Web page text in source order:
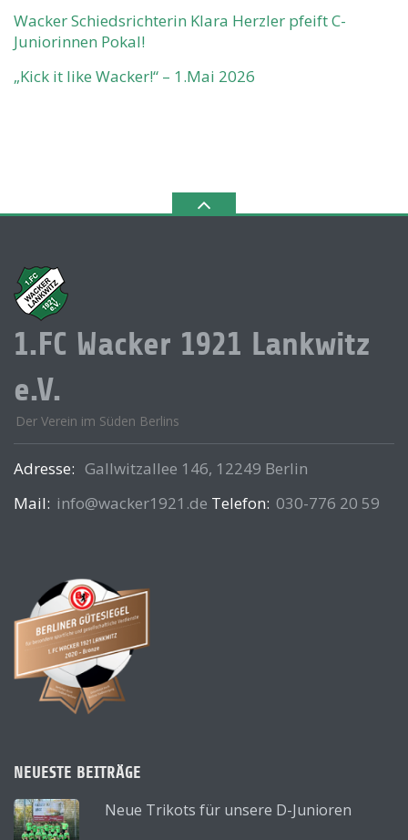
Wacker Schiedsrichterin Klara Herzler pfeift C-
Juniorinnen Pokal!
„Kick it like Wacker!“ – 1.Mai 2026
1.FC Wacker 1921 Lankwitz
e.V.
Der Verein im Süden Berlins
Adresse: Gallwitzallee 146, 12249 Berlin
Mail: info@wacker1921.de Telefon: 030-776 20 59
NEUESTE BEITRÄGE
Neue Trikots für unsere D-Junioren